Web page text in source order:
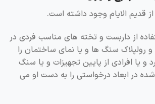
قدیم الایام وجود داشته است.
از داربست و تخته های مناسب فردی در
و رولپلاک سنگ ها و یا نمای ساختمان را
و یا افرادی از پایین تجهیزات و یا سنگ
در ابعاد درخواستی را به دست او می